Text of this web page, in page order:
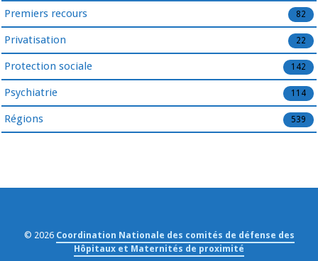
Premiers recours 82
Privatisation 22
Protection sociale 142
Psychiatrie 114
Régions 539
© 2026 Coordination Nationale des comités de défense des
Hôpitaux et Maternités de proximité